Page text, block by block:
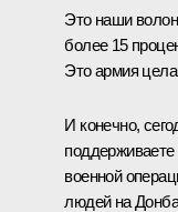
Это наши
более 15
Это армия
И конечно,
военной
людей на